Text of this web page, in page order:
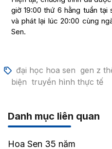
giờ 19:00 thứ 6 hằng tuần tại
và phát lại lúc 20:00 cùng
Sen.
đại học hoa sen gen z
biện truyền hình thực tế
Danh mục liên quan
Hoa Sen 35 năm